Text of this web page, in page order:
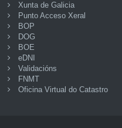
Xunta de Galicia
Punto Acceso Xeral
BOP
DOG
BOE
eDNI
Validacións
FNMT
Oficina Virtual do Catastro